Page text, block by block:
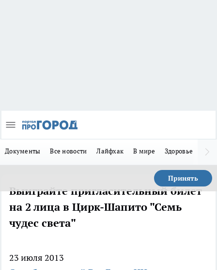
Документы Все новости Лайфхак В мире Здоровье
Принять
Выиграйте пригласительный билет
на 2 лица в Цирк-Шапито "Семь
чудес света"
23 июля 2013